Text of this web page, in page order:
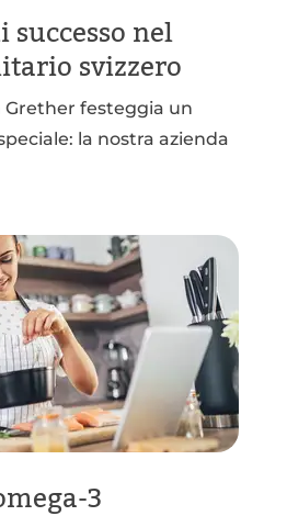
nel
svizzero
Grether festeggia un
la nostra azienda
3